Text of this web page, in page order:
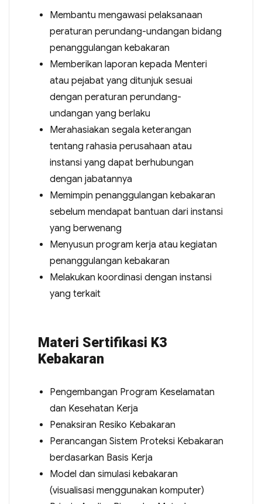
Membantu mengawasi pelaksanaan
peraturan perundang-undangan bidang
penanggulangan kebakaran
Memberikan laporan kepada Menteri
atau pejabat yang ditunjuk sesuai
dengan peraturan perundang-
undangan yang berlaku
Merahasiakan segala keterangan
tentang rahasia perusahaan atau
instansi yang dapat berhubungan
dengan jabatannya
Memimpin penanggulangan kebakaran
sebelum mendapat bantuan dari instansi
yang berwenang
Menyusun program kerja atau kegiatan
penanggulangan kebakaran
Melakukan koordinasi dengan instansi
yang terkait
Materi Sertifikasi K3
Kebakaran
Pengembangan Program Keselamatan
dan Kesehatan Kerja
Penaksiran Resiko Kebakaran
Perancangan Sistem Proteksi Kebakaran
berdasarkan Basis Kerja
Model dan simulasi kebakaran
(visualisasi menggunakan komputer)